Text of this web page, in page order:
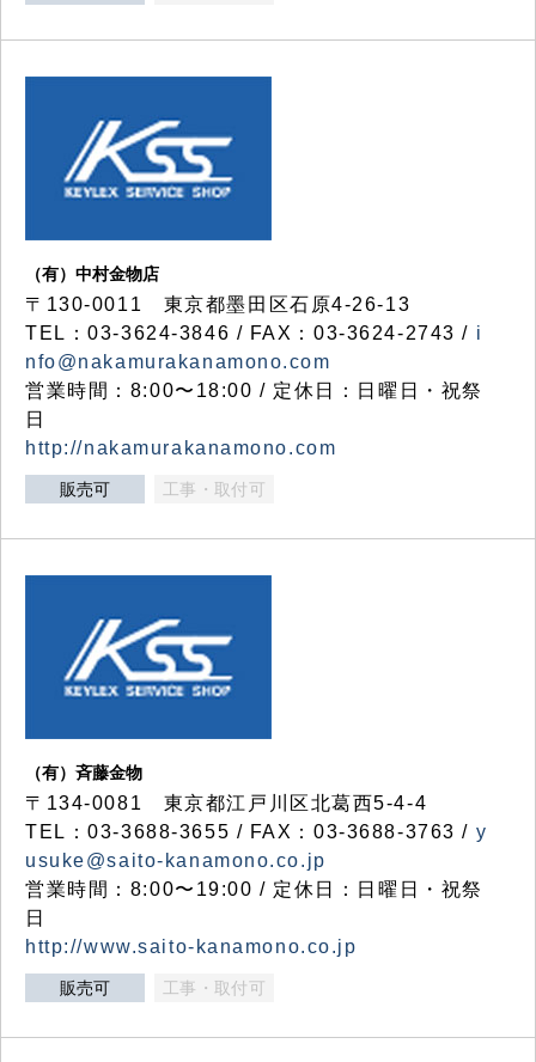
（有）中村金物店
〒130-0011 東京都墨田区石原4-26-13
TEL：03-3624-3846 / FAX：03-3624-2743 / i
nfo@nakamurakanamono.com
営業時間：8:00〜18:00 / 定休日：日曜日・祝祭
日
http://nakamurakanamono.com
販売可 工事・取付可
（有）斉藤金物
〒134-0081 東京都江戸川区北葛西5-4-4
TEL：03-3688-3655 / FAX：03-3688-3763 / y
usuke@saito-kanamono.co.jp
営業時間：8:00〜19:00 / 定休日：日曜日・祝祭
日
http://www.saito-kanamono.co.jp
販売可 工事・取付可